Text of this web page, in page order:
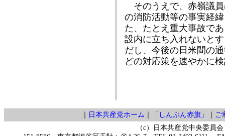
そのうえで、赤嶺議
の消防活動等の事実経
た、たとえ重大事故で
設内に立ち入れないと
だし、今後の日米間の
どの対応策を速やかに
｜ 日本共産党ホーム ｜ 「しんぶん赤旗」 ｜ ご
（c）日本共産党中央委員会